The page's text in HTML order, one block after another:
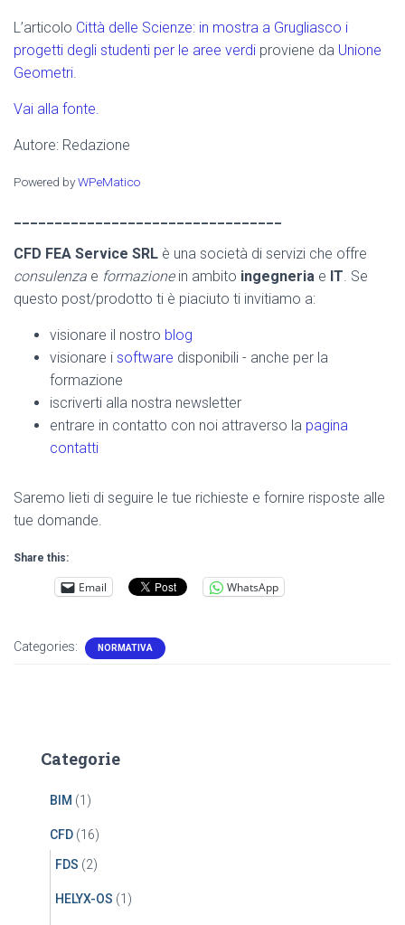
L’articolo Città delle Scienze: in mostra a Grugliasco i
progetti degli studenti per le aree verdi proviene da Unione
Geometri.
Vai alla fonte.
Autore: Redazione
Powered byWPeMatico
CFD FEA Service SRL è una società di servizi che offre
consulenza e formazionein ambito ingegneria e IT. Se
questo post/prodotto ti è piaciuto ti invitiamo a:
visionare il nostro blog
visionare i software disponibili - anche per la
formazione
iscriverti alla nostra newsletter
entrare in contatto con noi attraverso la pagina
contatti
Saremo lieti di seguire le tue richieste e fornire risposte alle
tue domande.
Share this:
Email WhatsApp
Categories: NORMATIVA
Categorie
BIM (1)
CFD (16)
FDS (2)
HELYX-OS (1)